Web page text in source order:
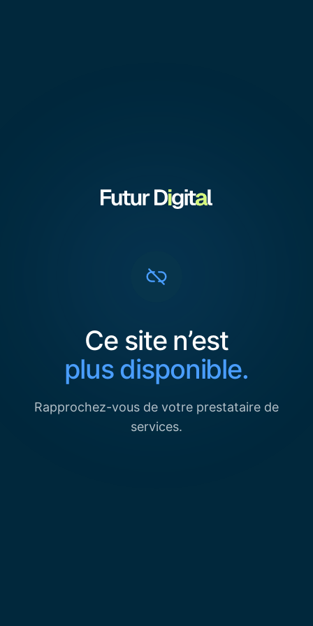
Ce site n’est
plus disponible.
Rapprochez-vous de votre prestataire de
services.